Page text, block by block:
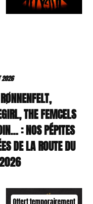
2026
THE FEMCELS
: NOS PÉPITES
DE LA ROUTE DU